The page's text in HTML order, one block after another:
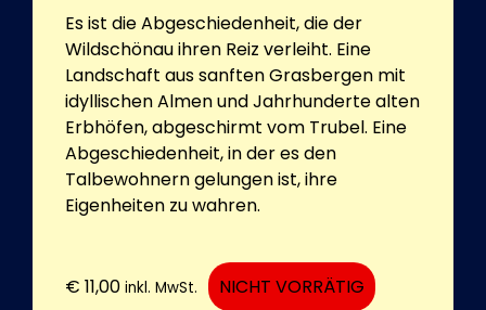
Es ist die Abgeschiedenheit, die der
Wildschönau ihren Reiz verleiht. Eine
Landschaft aus sanften Grasbergen mit
idyllischen Almen und Jahrhunderte alten
Erbhöfen, abgeschirmt vom Trubel. Eine
Abgeschiedenheit, in der es den
Talbewohnern gelungen ist, ihre
Eigenheiten zu wahren.
€ 11,00 inkl. MwSt. NICHT VORRÄTIG